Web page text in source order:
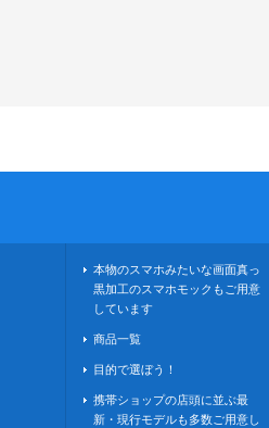
本物のスマホみたいな画面真っ
黒加工のスマホモックもご用意
しています
商品一覧
目的で選ぼう！
携帯ショップの店頭に並ぶ最
新・現行モデルも多数ご用意し